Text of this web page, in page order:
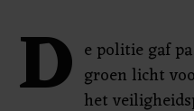
D e politie gaf
groen licht
het